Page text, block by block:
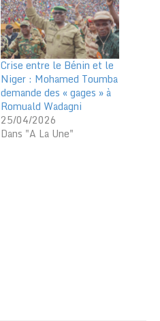
Crise entre le Bénin et le
Niger : Mohamed Toumba
demande des « gages » à
Romuald Wadagni
25/04/2026
Dans "A La Une"